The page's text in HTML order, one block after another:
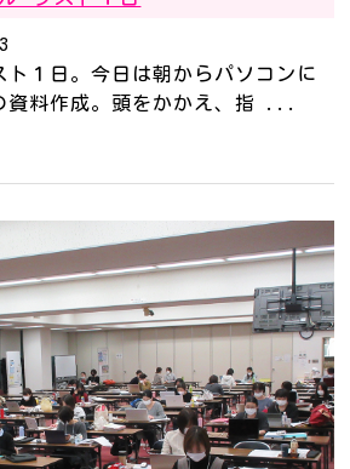
ト１日。今日は朝からパソコンに
資料作成。頭をかかえ、指 ...